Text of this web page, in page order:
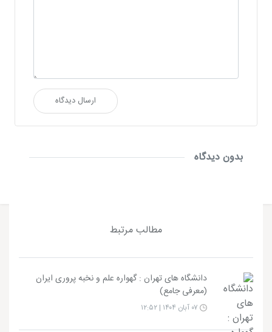
ارسال دیدگاه
بدون دیدگاه
مطالب مرتبط
دانشگاه های تهران : گهواره علم و نخبه پروری ایران
(معرفی جامع)